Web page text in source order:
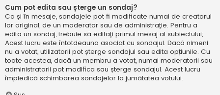
Cum pot edita sau șterge un sondaj?
Ca și în mesaje, sondajele pot fi modificate numai de creatorul
lor original, de un moderator sau de administrație. Pentru a
edita un sondaj, trebuie să editați primul mesaj al subiectului;
Acest lucru este întotdeauna asociat cu sondajul. Dacă nimeni
nu a votat, utilizatorii pot șterge sondajul sau edita opțiunile. Cu
toate acestea, dacă un membru a votat, numai moderatorii sau
administratorii pot modifica sau șterge sondajul. Acest lucru
împiedică schimbarea sondajelor la jumătatea votului.